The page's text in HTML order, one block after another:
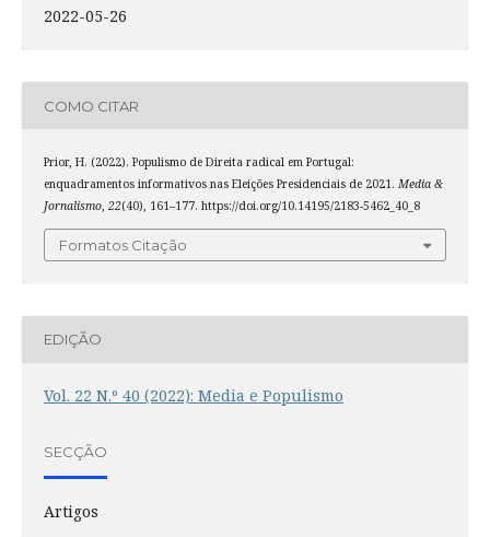
2022-05-26
COMO CITAR
Prior, H. (2022). Populismo de Direita radical em Portugal:
enquadramentos informativos nas Eleições Presidenciais de 2021. Media &
Jornalismo, 22(40), 161–177. https://doi.org/10.14195/2183-5462_40_8
Formatos Citação
EDIÇÃO
Vol. 22 N.º 40 (2022): Media e Populismo
SECÇÃO
Artigos